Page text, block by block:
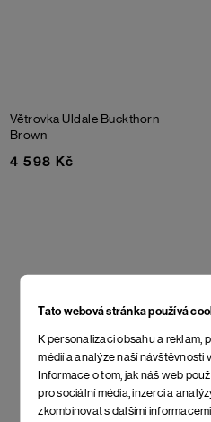
Tato webová stránka používá
K personalizaci obsahu a reklam,
médií a analýze naší návštěvnosti
Informace o tom, jak náš web
pro sociální média, inzerci a
zkombinovat s dalšími
Větrovka Uldale Buckthorn
Brown
4 598 Kč